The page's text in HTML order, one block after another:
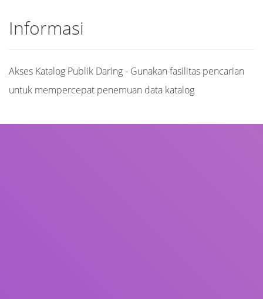
Informasi
Akses Katalog Publik Daring - Gunakan fasilitas pencarian
untuk mempercepat penemuan data katalog